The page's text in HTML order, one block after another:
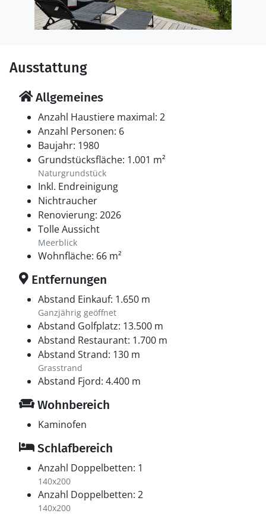
Ausstattung
Allgemeines
Anzahl Haustiere maximal: 2
Anzahl Personen: 6
Baujahr: 1980
Grundstücksfläche: 1.001 m²
Naturgrundstück
Inkl. Endreinigung
Nichtraucher
Renovierung: 2026
Tolle Aussicht
Meerblick
Wohnfläche: 66 m²
Entfernungen
Abstand Einkauf: 1.650 m
Ganzjährig geöffnet
Abstand Golfplatz: 13.500 m
Abstand Restaurant: 1.700 m
Abstand Strand: 130 m
Grasstrand
Abstand Fjord: 4.400 m
Wohnbereich
Kaminofen
Schlafbereich
Anzahl Doppelbetten: 1
140x200
Anzahl Doppelbetten: 2
140x200